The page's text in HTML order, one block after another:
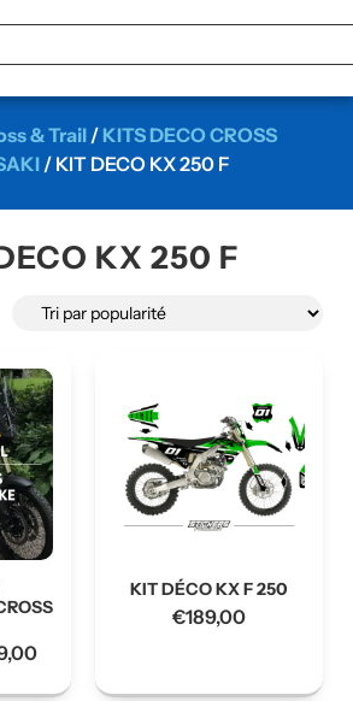
& Trail/ KITS DECO CROSS
/ KIT DECO KX 250 F
KX 250 F
KIT DÉCO KX F 250
€189,00